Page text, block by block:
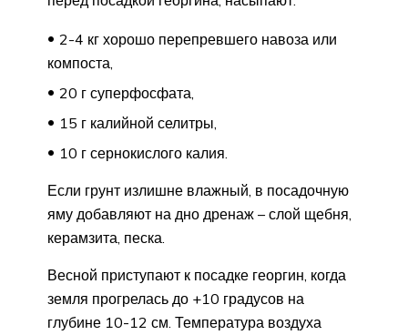
2-4 кг хорошо перепревшего навоза или
компоста,
20 г суперфосфата,
15 г калийной селитры,
10 г сернокислого калия.
Если грунт излишне влажный, в посадочную
яму добавляют на дно дренаж – слой щебня,
керамзита, песка.
Весной приступают к посадке георгин, когда
земля прогрелась до +10 градусов на
глубине 10-12 см. Температура воздуха